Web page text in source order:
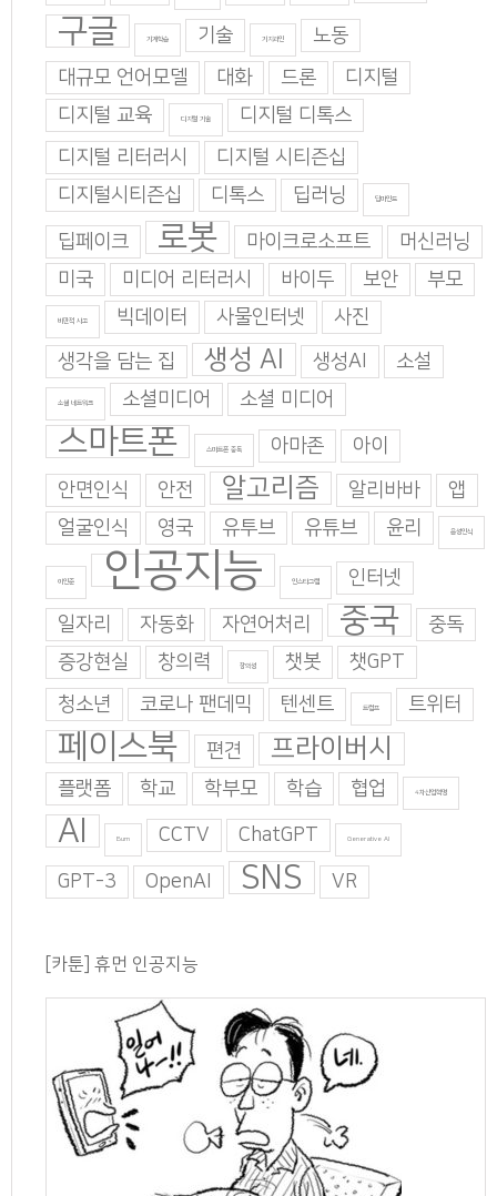
구글 기계학습 기술 기지과인
노동
대규모 언어모델
대화 드론
디지털
디지털 교육
디지털 기술
디지털 디톡스
디지털 리터러시
디지털 시티즌십
디지털시티즌십
디톡스 딥러닝 딥마인드
딥페이크 로봇 마이크로소프트
머신러닝
미국
미디어 리터러시 바이두 보안 부모
비판적 사고 빅데이터 사물인터넷
사진
생각을 담는 집
생성 AI 생성AI 소설
소셜 네트워크 소셜미디어 소셜 미디어
스마트폰 스마트폰 중독 아마존
아이
안면인식
안전 알고리즘 알리바바
앱
얼굴인식
영국 유투브 유튜브 윤리 음성인식
이인준 인공지능 인스타그램 인터넷
일자리 자동화 자연어처리 중국
중독
증강현실
창의력 창의성 챗봇
챗GPT
청소년
코로나 팬데믹 텐센트 트럼프 트위터
페이스북 편견 프라이버시
플랫폼 학교 학부모 학습 협업 4차산업혁명
AI Burn CCTV ChatGPT Generative AI
GPT-3 OpenAI SNS VR
[카툰] 휴먼 인공지능